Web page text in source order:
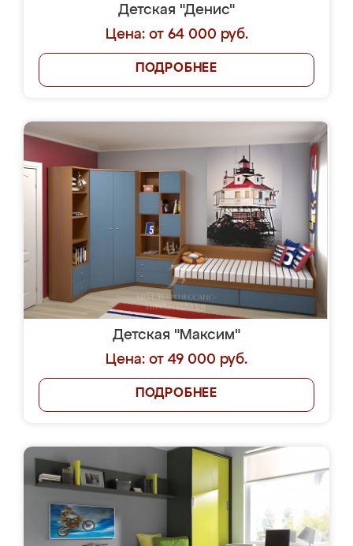
Детская "Денис"
Цена: от 64 000 руб.
ПОДРОБНЕЕ
Детская "Максим"
Цена: от 49 000 руб.
ПОДРОБНЕЕ